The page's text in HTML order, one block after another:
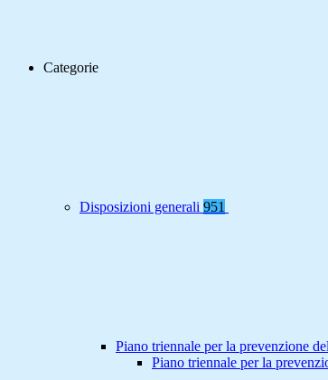
Categorie
Disposizioni generali 951
Piano triennale per la prevenzione
Piano triennale per la